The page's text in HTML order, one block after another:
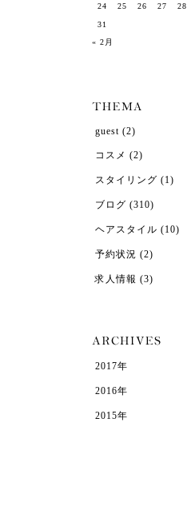
« 2月
24 25 26 27 28
31
guest (2)
コスメ (2)
スタイリング (1)
ブログ (310)
ヘアスタイル (10)
予約状況 (2)
求人情報 (3)
2017年
2016年
2015年